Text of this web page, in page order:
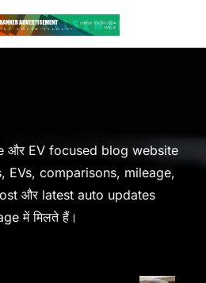
और EV focused blog website
EVs, comparisons, mileage,
और latest auto updates
में मिलते हैं।